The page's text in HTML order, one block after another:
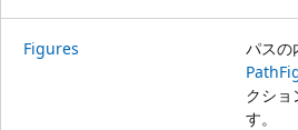
Figures
パスの
クショ
す。